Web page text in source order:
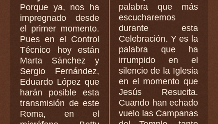
Porque ya, nos ha
impregnado desde
el primer momento.
Pues en el Control
Técnico hoy están
Marta Sánchez y
Sergio Fernández,
Eduardo López que
harán posible esta
transmisión de este
Roma, en el
palabra que más
escucharemos
durante esta
Celebración. Y es la
palabra que ha
irrumpido en el
silencio de la Iglesia
en el momento que
Jesús Resucita.
Cuando han echado
vuelo las Campanas